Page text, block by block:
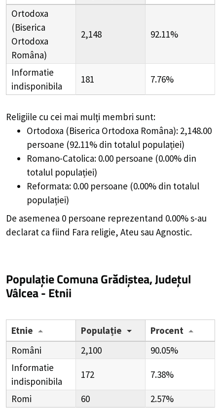
Ortodoxa
(Biserica
Ortodoxa
Româna)
2,148 92.11%
Informatie
indisponibila
181 7.76%
Religiile cu cei mai mulți membri sunt:
Ortodoxa (Biserica Ortodoxa Româna): 2,148.00
persoane (92.11% din totalul populației)
Romano-Catolica: 0.00 persoane (0.00% din
totalul populației)
Reformata: 0.00 persoane (0.00% din totalul
populației)
De asemenea 0 persoane reprezentand 0.00% s-au
declarat ca fiind Fara religie, Ateu sau Agnostic.
Populație Comuna Grădiștea, Județul
Vâlcea - Etnii
Etnie Populație
Procent
Români
2,100
90.05%
Informatie
indisponibila
172 7.38%
Romi 60 2.57%